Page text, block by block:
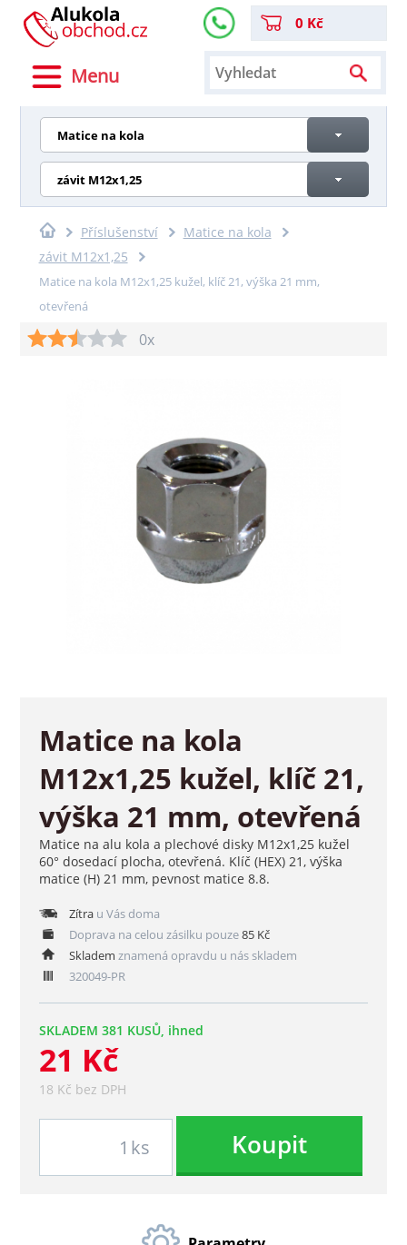
Menu
0 Kč
Matice na kola
závit M12x1,25
Příslušenství
Matice na kola
závit M12x1,25
Matice na kola M12x1,25 kužel, klíč 21, výška 21 mm,
otevřená
0x
Matice na kola
M12x1,25 kužel, klíč 21,
výška 21 mm, otevřená
Matice na alu kola a plechové disky M12x1,25 kužel
60° dosedací plocha, otevřená. Klíč (HEX) 21, výška
matice (H) 21 mm, pevnost matice 8.8.
Zítrau Vás doma
Doprava na celou zásilku pouze85 Kč
Skladem znamená opravdu u nás skladem
320049-PR
SKLADEM 381 KUSŮ, ihned
21 Kč
18 Kč bez DPH
ks Koupit